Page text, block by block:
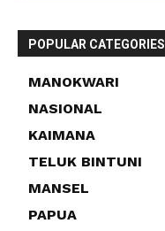
POPULAR CATEGORIES
MANOKWARI
NASIONAL
KAIMANA
TELUK BINTUNI
MANSEL
PAPUA